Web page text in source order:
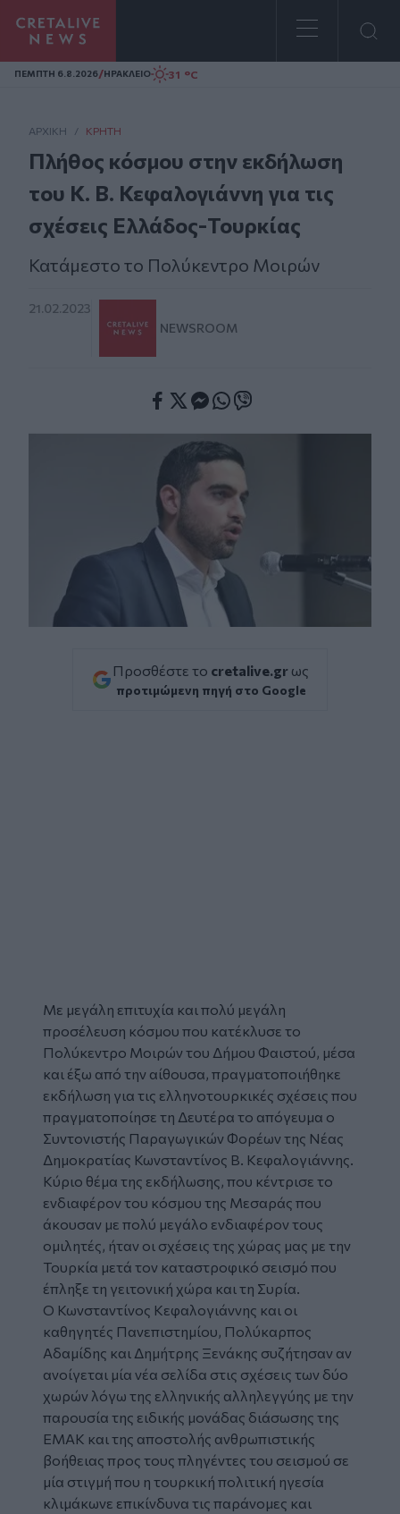
Homepage
ΠΕΜΠΤΗ 6.8.2026/ΗΡΑΚΛΕΙΟ 31 °C
ΑΡΧΙΚΗ / ΚΡΉΤΗ
Πλήθος κόσμου στην εκδήλωση
του Κ. B. Κεφαλογιάννη για τις
σχέσεις Ελλάδος-Τουρκίας
Κατάμεστο το Πολύκεντρο Μοιρών
21.02.2023
NEWSROOM
Προσθέστε το cretalive.gr ως
προτιμώμενη πηγή στο Google
Με μεγάλη επιτυχία και πολύ μεγάλη
προσέλευση κόσμου που κατέκλυσε το
Πολύκεντρο Μοιρών του Δήμου Φαιστού, μέσα
και έξω από την αίθουσα, πραγματοποιήθηκε
εκδήλωση για τις ελληνοτουρκικές σχέσεις που
πραγματοποίησε τη Δευτέρα το απόγευμα ο
Συντονιστής Παραγωγικών Φορέων της Νέας
Δημοκρατίας Κωνσταντίνος Β. Κεφαλογιάννης.
Κύριο θέμα της εκδήλωσης, που κέντρισε το
ενδιαφέρον του κόσμου της Μεσαράς που
άκουσαν με πολύ μεγάλο ενδιαφέρον τους
ομιλητές, ήταν οι σχέσεις της χώρας μας με την
Τουρκία μετά τον καταστροφικό σεισμό που
έπληξε τη γειτονική χώρα και τη Συρία.
Ο Κωνσταντίνος Κεφαλογιάννης και οι
καθηγητές Πανεπιστημίου, Πολύκαρπος
Αδαμίδης και Δημήτρης Ξενάκης συζήτησαν αν
ανοίγεται μία νέα σελίδα στις σχέσεις των δύο
χωρών λόγω της ελληνικής αλληλεγγύης με την
παρουσία της ειδικής μονάδας διάσωσης της
ΕΜΑΚ και της αποστολής ανθρωπιστικής
βοήθειας προς τους πληγέντες του σεισμού σε
μία στιγμή που η τουρκική πολιτική ηγεσία
κλιμάκωνε επικίνδυνα τις παράνομες και